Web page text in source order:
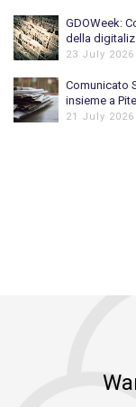
GDOWeek:
della
23 July 2026
Comunicato
insieme a
21 July 2026